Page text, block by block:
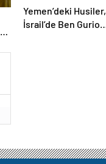
Yemen’deki Husiler,
İsrail’de Ben Gurion